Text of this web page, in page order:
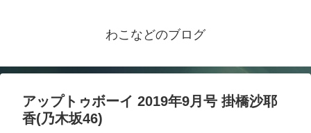
わこなどのブログ
アップトゥボーイ 2019年9月号 掛橋沙耶
香(乃木坂46)